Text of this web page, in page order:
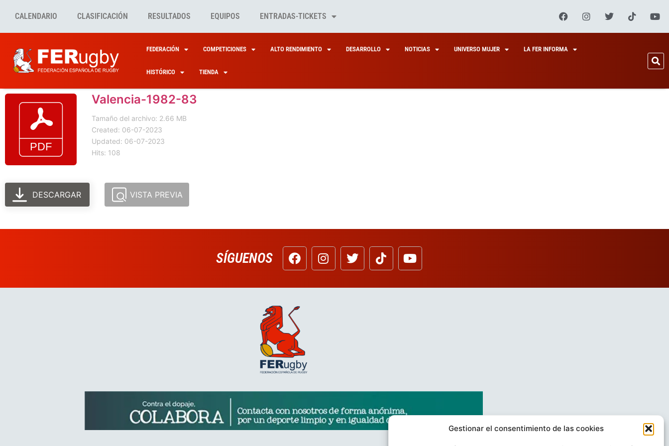
Gestionar el consentimiento de las cookies
CALENDARIO CLASIFICACIÓN RESULTADOS EQUIPOS ENTRADAS-TICKETS
FEDERACIÓN COMPETICIONES ALTO RENDIMIENTO DESARROLLO NOTICIAS UNIVERSO MUJER LA FER INFORMA
HISTÓRICO TIENDA
Valencia-1982-83
Tamaño del archivo: 2.66 MB
Created: 06-07-2023
Updated: 06-07-2023
Hits: 108
DESCARGAR VISTA PREVIA
SÍGUENOS